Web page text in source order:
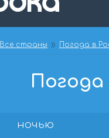
Все страны Погода в
Погода
ночью